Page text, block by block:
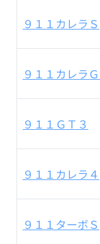
９１１カレラＳ
９１１カレラ
９１１ＧＴ３
９１１カレラ４
９１１ターボＳ